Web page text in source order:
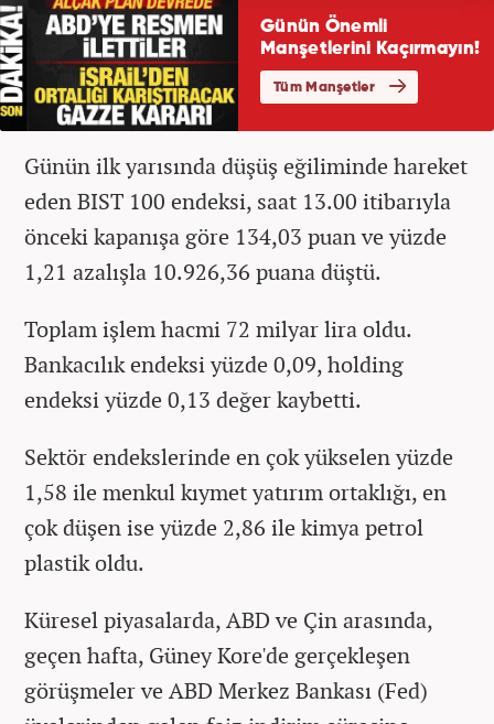
Günün ilk yarısında düşüş eğiliminde hareket
eden BIST 100 endeksi, saat 13.00 itibarıyla
önceki kapanışa göre 134,03 puan ve yüzde
1,21 azalışla 10.926,36 puana düştü.
Toplam işlem hacmi 72 milyar lira oldu.
Bankacılık endeksi yüzde 0,09, holding
endeksi yüzde 0,13 değer kaybetti.
Sektör endekslerinde en çok yükselen yüzde
1,58 ile menkul kıymet yatırım ortaklığı, en
çok düşen ise yüzde 2,86 ile kimya petrol
plastik oldu.
Küresel piyasalarda, ABD ve Çin arasında,
geçen hafta, Güney Kore'de gerçekleşen
görüşmeler ve ABD Merkez Bankası (Fed)